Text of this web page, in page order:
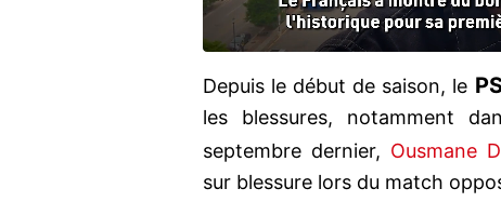
Depuis le début de saison, le
les blessures, notamment
septembre dernier, Ousmane
sur blessure lors du match